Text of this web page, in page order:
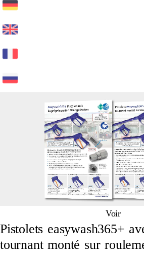
Voir
Pistolets easywash365+
tournant monté sur